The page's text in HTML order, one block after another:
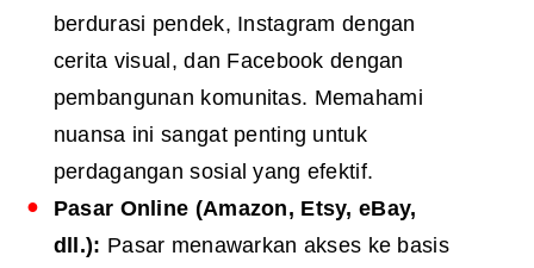
berdurasi pendek, Instagram dengan
cerita visual, dan Facebook dengan
pembangunan komunitas. Memahami
nuansa ini sangat penting untuk
perdagangan sosial yang efektif.
Pasar Online (Amazon, Etsy, eBay,
dll.): Pasar menawarkan akses ke basis